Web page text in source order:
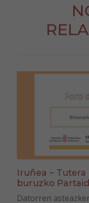
Iruñea –
buruzko
Datorren